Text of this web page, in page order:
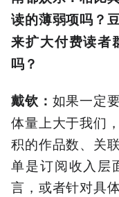
读的薄弱项吗？
来扩大付费读者
吗？
戴钦： 如果一定
体量上大于我们
积的作品数、关
单是订阅收入层
言，或者针对具